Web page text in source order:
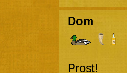
Dom
Prost!